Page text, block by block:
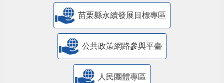
苗栗縣永續發展目標專區
公共政策網路參與平臺
人民團體專區